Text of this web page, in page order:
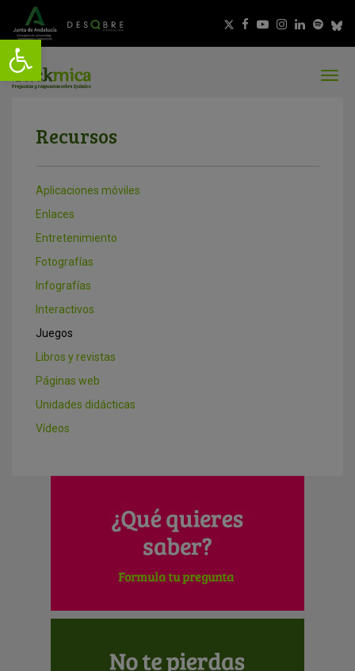
Recursos
Aplicaciones móviles
Enlaces
Entretenimiento
Fotografías
Infografías
Interactivos
Juegos
Libros y revistas
Páginas web
Unidades didácticas
Vídeos